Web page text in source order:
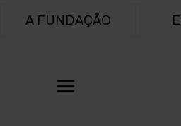
Main navigation
A FUNDAÇÃO